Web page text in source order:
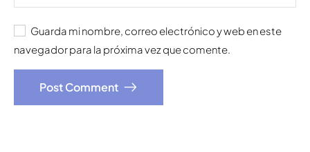
Guarda mi nombre, correo electrónico y web en este
navegador para la próxima vez que comente.
Post Comment